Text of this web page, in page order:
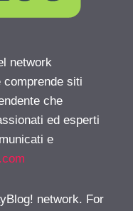
network
siti
che
ed esperti
e
network. For